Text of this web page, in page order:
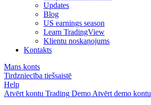
Updates
Blog
US earnings season
Learn TradingView
Klientu noskaņojums
Kontakts
Mans konts
Tirdzniecība tiešsaistē
Help
Atvērt kontu Trading Demo Atvērt demo kontu